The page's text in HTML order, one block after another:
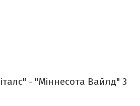
- "Міннесота Вайлд" 3